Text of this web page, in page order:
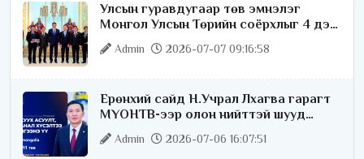
Улсын гуравдугаар төв эмнэлэг
Монгол Улсын Төрийн соёрхлыг 4 дэх
удаагаа хүртлээ
Admin 2026-07-07 09:16:58
Ерөнхий сайд Н.Учрал Лхагва гарагт
МҮОНТВ-ээр олон нийттэй шууд
ярилцана
Admin 2026-07-06 16:07:51